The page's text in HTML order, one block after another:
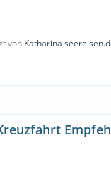
von Katharina